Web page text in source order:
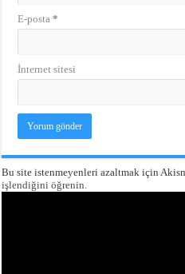
E-posta*
İnternet sitesi
Bu site istenmeyenleri azaltmak için
işlendiğini öğrenin.